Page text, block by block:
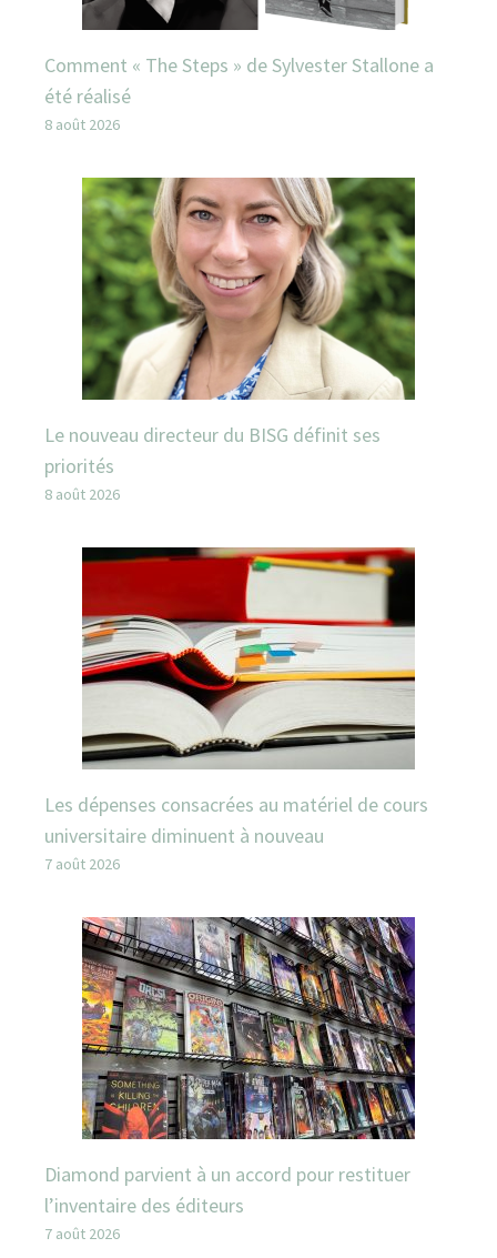
Comment « The Steps » de Sylvester Stallone a
été réalisé
8 août 2026
Le nouveau directeur du BISG définit ses
priorités
8 août 2026
Les dépenses consacrées au matériel de cours
universitaire diminuent à nouveau
7 août 2026
Diamond parvient à un accord pour restituer
l’inventaire des éditeurs
7 août 2026